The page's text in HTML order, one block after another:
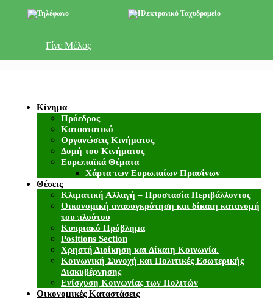
Γίνε Μέλος
Κίνημα
Πρόεδρος
Καταστατικό
Οργανώσεις Κινήματος
Δομή του Κινήματος
Ευρωπαϊκά Θέματα
Χάρτα των Ευρωπαίων Πρασίνων
Θέσεις
Κλιματική Αλλαγή – Προστασία Περιβάλλοντος
Οικονομική ανασυγκρότηση και δίκαιη κατανομή
του πλούτου
Κυπριακό Πρόβλημα
Positions Section
Χρηστή Διοίκηση και Δίκαιη Κοινωνία.
Κοινωνική Συνοχή και Πολιτικές Εσωτερικής
Διακυβέρνησης
Ενίσχυση Κοινωνίας των Πολιτών
Οικονομικές Καταστάσεις